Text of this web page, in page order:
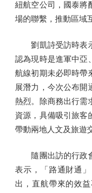
紐航空公司，國泰將
場的聯繫，推動區域
劉凱詩受訪時表示
認為現時是進軍中亞
航線初期未必即時帶
展潛力，今次公布開
熱烈。除商務出行需
資源，具備吸引旅客
帶動兩地人文及旅遊
隨團出訪的行政會
表示，「路通財通
出，直航帶來的效